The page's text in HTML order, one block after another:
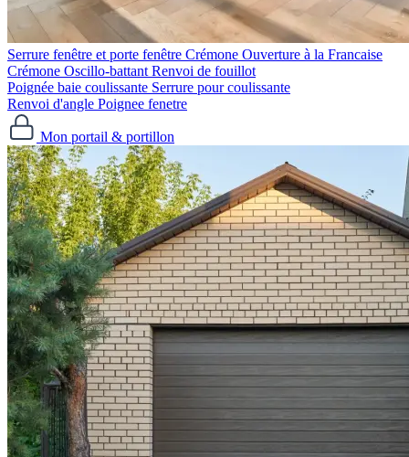
Serrure fenêtre et porte fenêtre Crémone Ouverture à la Francaise
Crémone Oscillo-battant Renvoi de fouillot
Poignée baie coulissante Serrure pour coulissante
Renvoi d'angle Poignee fenetre
Mon portail & portillon